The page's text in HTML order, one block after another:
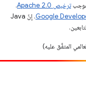
ترخيص Apache 2.0‏
.
. إنّ Java